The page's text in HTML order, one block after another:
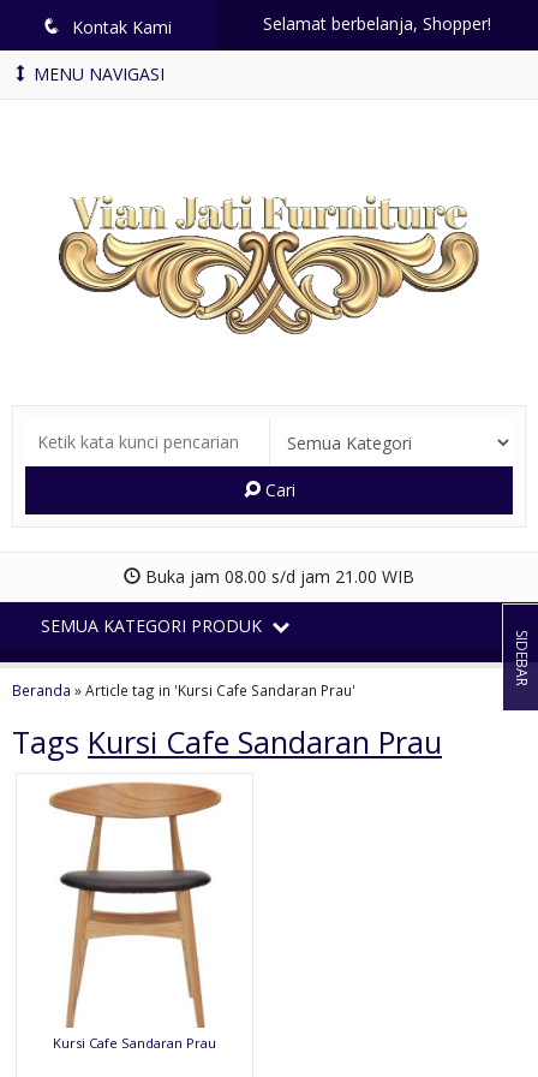
q Kontak Kami Selamat berbelanja, Shopper!
MENU NAVIGASI
Cari
Buka jam 08.00 s/d jam 21.00 WIB
SEMUA KATEGORI PRODUK
Beranda »Article tag in 'Kursi Cafe Sandaran Prau'
Tags Kursi Cafe Sandaran Prau
Kursi Cafe Sandaran Prau
SIDEBAR